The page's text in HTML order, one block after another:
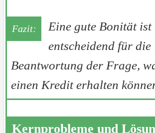
Eine gute Bonität ist
entscheidend für die
Beantwortung der Frage,
einen Kredit erhalten
Kernprobleme und